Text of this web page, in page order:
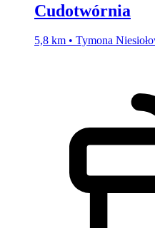
Cudotwórnia
5,8 km • Tymona